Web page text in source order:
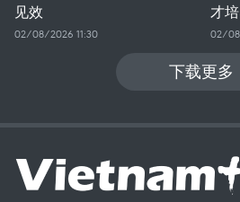
见效
02/08/2026 11:30
才
02/
下载更多